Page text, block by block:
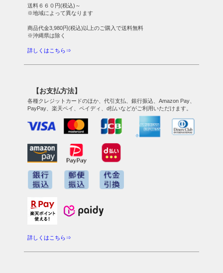
送料６６０円(税込)～
※地域によって異なります
商品代金3,980円(税込)以上のご購入で送料無料
※沖縄県は除く
詳しくはこちら⇒
【お支払方法】
各種クレジットカードのほか、代引支払、銀行振込、Amazon Pay、
PayPay、楽天ペイ、ペイディ、d払いなどがご利用いただけます。
詳しくはこちら⇒